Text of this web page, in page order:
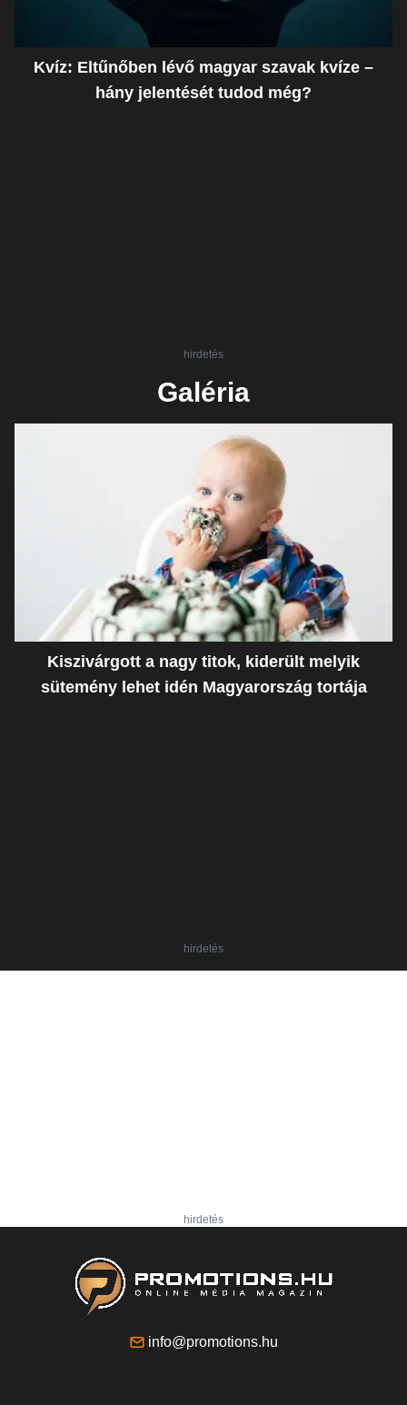
Kvíz: Eltűnőben lévő magyar szavak kvíze –
hány jelentését tudod még?
hirdetés
Galéria
Kiszivárgott a nagy titok, kiderült melyik
sütemény lehet idén Magyarország tortája
hirdetés
hirdetés
info@promotions.hu